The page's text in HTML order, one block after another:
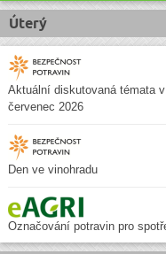
Úterý
Aktuální diskutovaná témata
červenec 2026
Den ve vinohradu
Označování potravin pro